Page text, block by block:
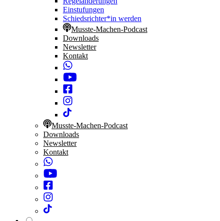
Einstufungen
Schiedsrichter*in werden
Musste-Machen-Podcast
Downloads
Newsletter
Kontakt
Musste-Machen-Podcast
Downloads
Newsletter
Kontakt